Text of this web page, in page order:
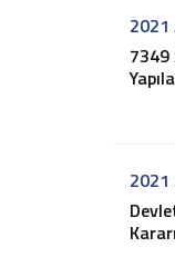
2019 - Sirküler
2018 - Sirküler
Vergi ve Usulsüzlük
İşe Başlama-Bırakma
7349